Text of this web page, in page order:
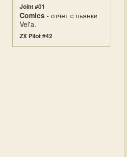
Joint #01
Comics - отчет с пьянки
Vel'a.
ZX Pilot #42